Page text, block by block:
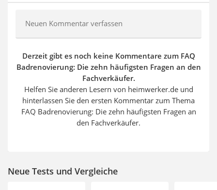
Neuen Kommentar verfassen
Derzeit gibt es noch keine Kommentare zum FAQ
Badrenovierung: Die zehn häufigsten Fragen an den
Fachverkäufer.
Helfen Sie anderen Lesern von heimwerker.de und
hinterlassen Sie den ersten Kommentar zum Thema
FAQ Badrenovierung: Die zehn häufigsten Fragen an
den Fachverkäufer.
Neue Tests und Vergleiche